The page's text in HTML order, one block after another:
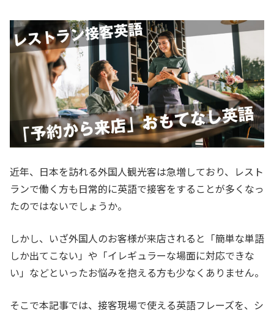
近年、日本を訪れる外国人観光客は急増しており、レスト
ランで働く方も日常的に英語で接客をすることが多くなっ
たのではないでしょうか。
しかし、いざ外国人のお客様が来店されると「簡単な単語
しか出てこない」や「イレギュラーな場面に対応できな
い」などといったお悩みを抱える方も少なくありません。
そこで本記事では、接客現場で使える英語フレーズを、シ